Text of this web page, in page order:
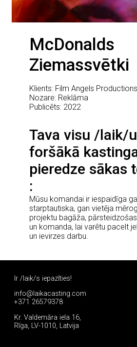
McDonalds
Ziemassvētki
Klients: Film Angels
Nozare: Reklāma
Publicēts: 2022
Tava visu /laik/u
foršākā
pieredze sākas
Mūsu komandai ir iespaidīga
starptautiska, gan vietēja
projektu bagāža,
un komanda, lai varētu pacelt
un ievirzes darbu.
Ir /laik/s iepazīties!
info@laikacasting.com
+371 26579378
Kr. Valdemāra iela 16,
Rīga, LV-1010, Latvija